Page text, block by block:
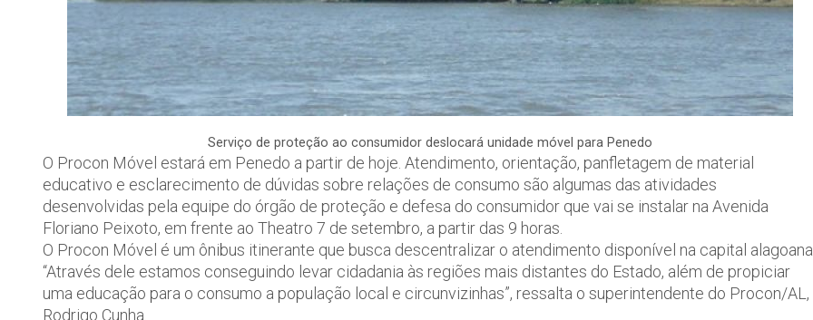
Serviço de proteção ao consumidor deslocará unidade móvel para Penedo
O Procon Móvel estará em Penedo a partir de hoje. Atendimento, orientação, panfletagem de material
educativo e esclarecimento de dúvidas sobre relações de consumo são algumas das atividades
desenvolvidas pela equipe do órgão de proteção e defesa do consumidor que vai se instalar na Avenida
Floriano Peixoto, em frente ao Theatro 7 de setembro, a partir das 9 horas.
O Procon Móvel é um ônibus itinerante que busca descentralizar o atendimento disponível na capital
“Através dele estamos conseguindo levar cidadania às regiões mais distantes do Estado, além de propiciar
uma educação para o consumo a população local e circunvizinhas”, ressalta o superintendente do Procon/AL,
Rodrigo Cunha.